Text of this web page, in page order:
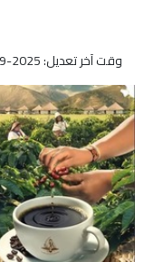
وقت آخر تعديل: 2025-09-18 13:28:40